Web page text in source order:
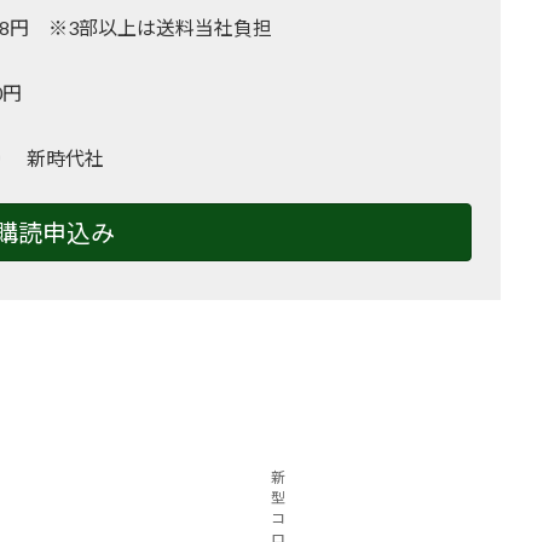
円 ※3部以上は送料当社負担
新時代社
読申込み
新
型
コ